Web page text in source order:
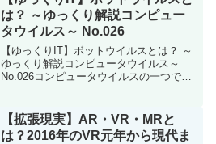
と...
は？ ～ゆっくり解説コンピュー
タウイルス～ No.026
【ゆっくりIT】ボットウイルスとは？ ～
ゆっくり解説コンピュータウイルス～
No.026コンピュータウイルスの一つであ
時の挙動について解説します。＜参考ペ
ージ＞①②③B...
【拡張現実】AR・VR・MRと
は？2016年のVR元年から現代ま